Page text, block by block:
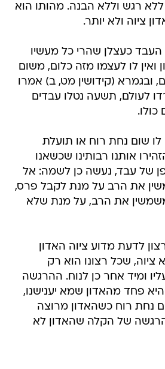
רגש וללא הבנה. מהותו הוא
ציוה ולא יותר.
העבד כעצלן שהרי כל מעשיו
ואין לו לעצמו מזה כלום, משום
ובגמרא (קידושין מט, ב) אמרו
לעולם, תשעה נטלו עבדים
כולו.
שום נחת רוח או תועלת
אותנו רבותינו שכשאנו
של עבד, נעשה כן לשמה: אל
את הרב על מנת לקבל פרס,
את הרב, על מנת שלא
לדעת מדוע ציוה האדון
שכל רצונו הוא רק
ומיד אחר כן לנוח. ההרגשה
פחד מהאדון שמא יענישנו,
נחת רוח כשהאדון מרוצה
הרגשה של הקלה שהאדון לא